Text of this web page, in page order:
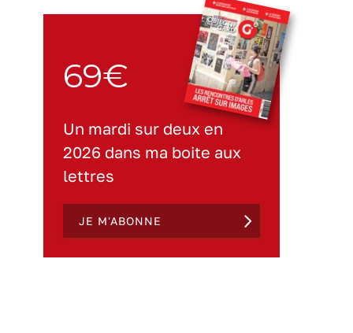
69€
Un mardi sur deux en
2026 dans ma boite aux
lettres
JE M'ABONNE